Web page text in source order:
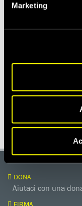
MarketingLinkedIn
WhatsApp
DONA
Aiutaci con una
FIRMA